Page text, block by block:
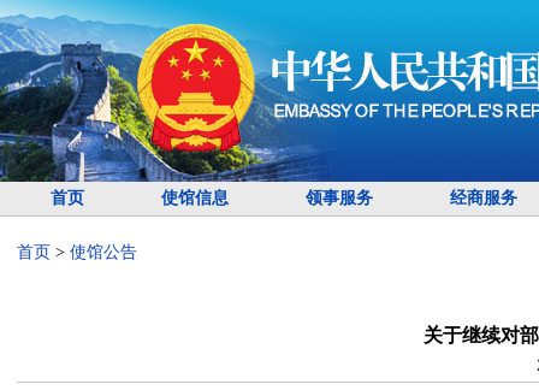
首页 使馆信息 领事服务 经商服务
首页 > 使馆公告
关于继续对